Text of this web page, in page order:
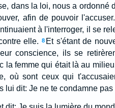
dans la loi, nous a ordonné
afin de pouvoir
à l'interroger, il se
elle.
8 Et s'étant de
conscience, ils se
la femme qui était là au
où sont ceux qui
lui dit: Je ne te condamne